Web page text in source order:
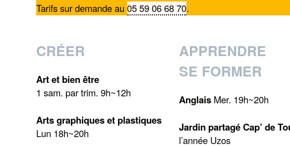
Tarifs sur demande au 05 59 06 68 70.
CRÉER
Art et bien être
1 sam. par trim. 9h~12h
Arts graphiques et plastiques
Lun 18h~20h
APPRENDRE
SE FORMER
Anglais Mer. 19h~20h
Jardin partagé Cap’ de
l’année Uzos